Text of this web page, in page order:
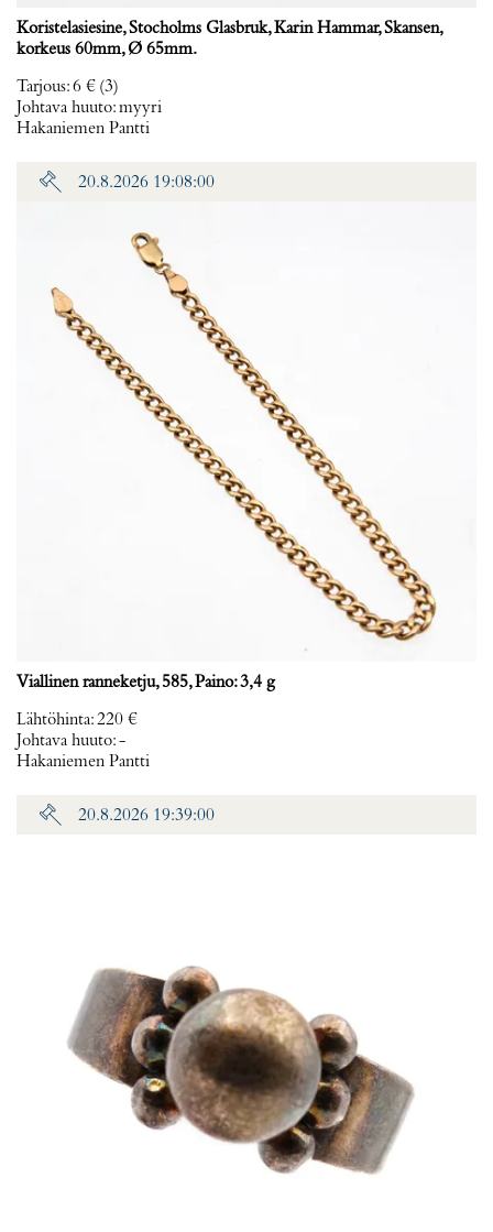
Koristelasiesine, Stocholms Glasbruk, Karin Hammar, Skansen,
korkeus 60mm, Ø 65mm.
Tarjous:6 € (3)
Johtava huuto:myyri
Hakaniemen Pantti
20.8.2026 19:08:00
Viallinen ranneketju, 585, Paino: 3,4 g
Lähtöhinta:220 €
Johtava huuto:-
Hakaniemen Pantti
20.8.2026 19:39:00